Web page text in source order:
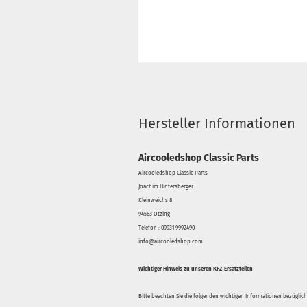
Hersteller Informationen
Aircooledshop Classic Parts
Aircooledshop Classic Parts
Joachim Hintersberger
Kleinweichs 8
94563 Otzing
Telefon : 09931 9992490
info@aircooledshop.com
Wichtiger Hinweis zu unseren KFZ-Ersatzteilen
Bitte beachten Sie die folgenden wichtigen Informationen bezüglich